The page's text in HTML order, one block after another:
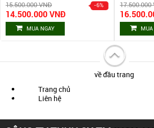
15.500.000 VNĐ
14.500.000 VNĐ
MUA NGAY
17.500.000
MUA
về đầu trang
Trang chủ
Liên hệ